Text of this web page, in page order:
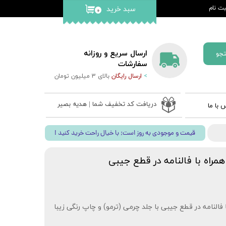
ارسال سریع و روزانه
سفارشات
> ارسال رایگانبالای 3 میلیون تومان
نام
واژه
۰ سبد خرید
نفیس
قلم بصیر
با ما دریافت کد تخفیف شما | هدیه بصیر
! قیمت و موجودی به روز است; با خیال راحت خرید کنید
با فالنامه در قطع جیبی
در قطع جیبی با جلد چرمی (ترمو) و چاپ رنگی زیبا